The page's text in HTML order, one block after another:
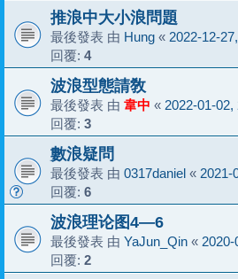
推浪中大小浪問題
最後發表 由 Hung « 2022-12-
回覆: 4
波浪型態請敎
最後發表 由 韋中 « 2022-01-02,
回覆: 3
數浪疑問
最後發表 由 0317daniel « 2021-
回覆: 6
波浪理论图4—6
最後發表 由 YaJun_Qin « 2020-
回覆: 2